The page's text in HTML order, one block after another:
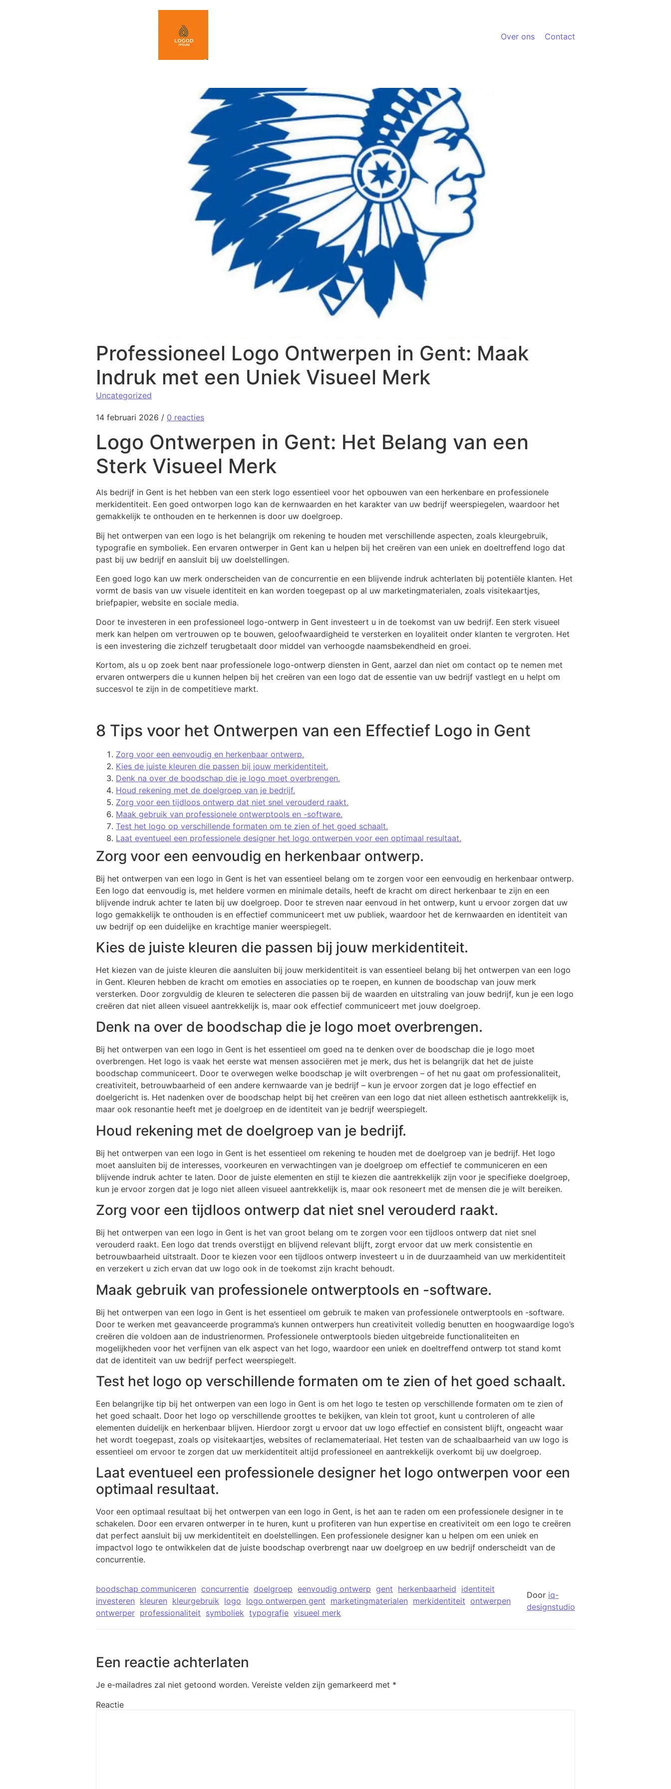
Over ons Contact
Professioneel Logo Ontwerpen in Gent: Maak
Indruk met een Uniek Visueel Merk
Uncategorized
14 februari 2026 / 0 reacties
Logo Ontwerpen in Gent: Het Belang van een
Sterk Visueel Merk
Als bedrijf in Gent is het hebben van een sterk logo essentieel voor het opbouwen van een herkenbare en professionele
merkidentiteit. Een goed ontworpen logo kan de kernwaarden en het karakter van uw bedrijf weerspiegelen, waardoor het
gemakkelijk te onthouden en te herkennen is door uw doelgroep.
Bij het ontwerpen van een logo is het belangrijk om rekening te houden met verschillende aspecten, zoals kleurgebruik,
typografie en symboliek. Een ervaren ontwerper in Gent kan u helpen bij het creëren van een uniek en doeltreffend logo dat
past bij uw bedrijf en aansluit bij uw doelstellingen.
Een goed logo kan uw merk onderscheiden van de concurrentie en een blijvende indruk achterlaten bij potentiële klanten. Het
vormt de basis van uw visuele identiteit en kan worden toegepast op al uw marketingmaterialen, zoals visitekaartjes,
briefpapier, website en sociale media.
Door te investeren in een professioneel logo-ontwerp in Gent investeert u in de toekomst van uw bedrijf. Een sterk visueel
merk kan helpen om vertrouwen op te bouwen, geloofwaardigheid te versterken en loyaliteit onder klanten te vergroten. Het
is een investering die zichzelf terugbetaalt door middel van verhoogde naamsbekendheid en groei.
Kortom, als u op zoek bent naar professionele logo-ontwerp diensten in Gent, aarzel dan niet om contact op te nemen met
ervaren ontwerpers die u kunnen helpen bij het creëren van een logo dat de essentie van uw bedrijf vastlegt en u helpt om
succesvol te zijn in de competitieve markt.
8 Tips voor het Ontwerpen van een Effectief Logo in Gent
Zorg voor een eenvoudig en herkenbaar ontwerp.
Kies de juiste kleuren die passen bij jouw merkidentiteit.
Denk na over de boodschap die je logo moet overbrengen.
Houd rekening met de doelgroep van je bedrijf.
Zorg voor een tijdloos ontwerp dat niet snel verouderd raakt.
Maak gebruik van professionele ontwerptools en -software.
Test het logo op verschillende formaten om te zien of het goed schaalt.
Laat eventueel een professionele designer het logo ontwerpen voor een optimaal resultaat.
Zorg voor een eenvoudig en herkenbaar ontwerp.
Bij het ontwerpen van een logo in Gent is het van essentieel belang om te zorgen voor een eenvoudig en herkenbaar ontwerp.
Een logo dat eenvoudig is, met heldere vormen en minimale details, heeft de kracht om direct herkenbaar te zijn en een
blijvende indruk achter te laten bij uw doelgroep. Door te streven naar eenvoud in het ontwerp, kunt u ervoor zorgen dat uw
logo gemakkelijk te onthouden is en effectief communiceert met uw publiek, waardoor het de kernwaarden en identiteit van
uw bedrijf op een duidelijke en krachtige manier weerspiegelt.
Kies de juiste kleuren die passen bij jouw merkidentiteit.
Het kiezen van de juiste kleuren die aansluiten bij jouw merkidentiteit is van essentieel belang bij het ontwerpen van een logo
in Gent. Kleuren hebben de kracht om emoties en associaties op te roepen, en kunnen de boodschap van jouw merk
versterken. Door zorgvuldig de kleuren te selecteren die passen bij de waarden en uitstraling van jouw bedrijf, kun je een logo
creëren dat niet alleen visueel aantrekkelijk is, maar ook effectief communiceert met jouw doelgroep.
Denk na over de boodschap die je logo moet overbrengen.
Bij het ontwerpen van een logo in Gent is het essentieel om goed na te denken over de boodschap die je logo moet
overbrengen. Het logo is vaak het eerste wat mensen associëren met je merk, dus het is belangrijk dat het de juiste
boodschap communiceert. Door te overwegen welke boodschap je wilt overbrengen – of het nu gaat om professionaliteit,
creativiteit, betrouwbaarheid of een andere kernwaarde van je bedrijf – kun je ervoor zorgen dat je logo effectief en
doelgericht is. Het nadenken over de boodschap helpt bij het creëren van een logo dat niet alleen esthetisch aantrekkelijk is,
maar ook resonantie heeft met je doelgroep en de identiteit van je bedrijf weerspiegelt.
Houd rekening met de doelgroep van je bedrijf.
Bij het ontwerpen van een logo in Gent is het essentieel om rekening te houden met de doelgroep van je bedrijf. Het logo
moet aansluiten bij de interesses, voorkeuren en verwachtingen van je doelgroep om effectief te communiceren en een
blijvende indruk achter te laten. Door de juiste elementen en stijl te kiezen die aantrekkelijk zijn voor je specifieke doelgroep,
kun je ervoor zorgen dat je logo niet alleen visueel aantrekkelijk is, maar ook resoneert met de mensen die je wilt bereiken.
Zorg voor een tijdloos ontwerp dat niet snel verouderd raakt.
Bij het ontwerpen van een logo in Gent is het van groot belang om te zorgen voor een tijdloos ontwerp dat niet snel
verouderd raakt. Een logo dat trends overstijgt en blijvend relevant blijft, zorgt ervoor dat uw merk consistentie en
betrouwbaarheid uitstraalt. Door te kiezen voor een tijdloos ontwerp investeert u in de duurzaamheid van uw merkidentiteit
en verzekert u zich ervan dat uw logo ook in de toekomst zijn kracht behoudt.
Maak gebruik van professionele ontwerptools en -software.
Bij het ontwerpen van een logo in Gent is het essentieel om gebruik te maken van professionele ontwerptools en -software.
Door te werken met geavanceerde programma’s kunnen ontwerpers hun creativiteit volledig benutten en hoogwaardige logo’s
creëren die voldoen aan de industrienormen. Professionele ontwerptools bieden uitgebreide functionaliteiten en
mogelijkheden voor het verfijnen van elk aspect van het logo, waardoor een uniek en doeltreffend ontwerp tot stand komt
dat de identiteit van uw bedrijf perfect weerspiegelt.
Test het logo op verschillende formaten om te zien of het goed schaalt.
Een belangrijke tip bij het ontwerpen van een logo in Gent is om het logo te testen op verschillende formaten om te zien of
het goed schaalt. Door het logo op verschillende groottes te bekijken, van klein tot groot, kunt u controleren of alle
elementen duidelijk en herkenbaar blijven. Hierdoor zorgt u ervoor dat uw logo effectief en consistent blijft, ongeacht waar
het wordt toegepast, zoals op visitekaartjes, websites of reclamemateriaal. Het testen van de schaalbaarheid van uw logo is
essentieel om ervoor te zorgen dat uw merkidentiteit altijd professioneel en aantrekkelijk overkomt bij uw doelgroep.
Laat eventueel een professionele designer het logo ontwerpen voor een
optimaal resultaat.
Voor een optimaal resultaat bij het ontwerpen van een logo in Gent, is het aan te raden om een professionele designer in te
schakelen. Door een ervaren ontwerper in te huren, kunt u profiteren van hun expertise en creativiteit om een logo te creëren
dat perfect aansluit bij uw merkidentiteit en doelstellingen. Een professionele designer kan u helpen om een uniek en
impactvol logo te ontwikkelen dat de juiste boodschap overbrengt naar uw doelgroep en uw bedrijf onderscheidt van de
concurrentie.
boodschap communiceren concurrentie doelgroep eenvoudig ontwerp gent herkenbaarheid identiteit
investeren kleuren kleurgebruik logo logo ontwerpen gent marketingmaterialen merkidentiteit ontwerpen
ontwerper professionaliteit symboliek typografie visueel merk
Door iq-
designstudio
Een reactie achterlaten
Je e-mailadres zal niet getoond worden. Vereiste velden zijn gemarkeerd met *
Reactie